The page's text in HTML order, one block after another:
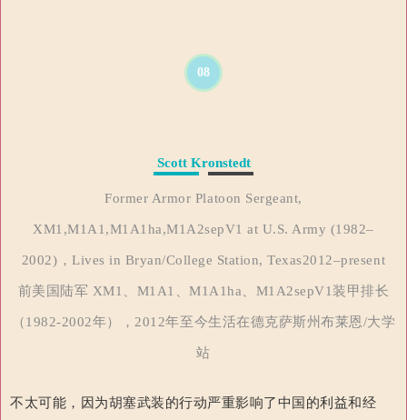
08
Scott Kronstedt
Former Armor Platoon Sergeant,
XM1,M1A1,M1A1ha,M1A2sepV1 at U.S. Army (1982–
2002)，Lives in Bryan/College Station, Texas2012–present
前美国陆军 XM1、M1A1、M1A1ha、M1A2sepV1装甲排长
（1982-2002年），2012年至今生活在德克萨斯州布莱恩/大学
站
不太可能，因为胡塞武装的行动严重影响了中国的利益和经